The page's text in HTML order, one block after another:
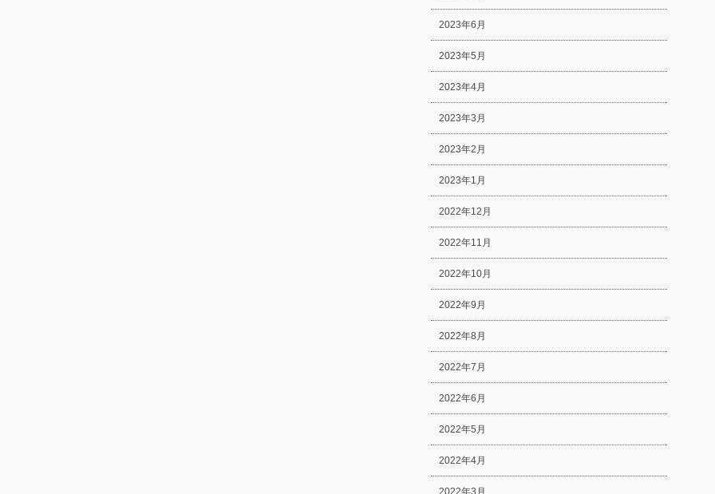
2023年6月
2023年5月
2023年4月
2023年3月
2023年2月
2023年1月
2022年12月
2022年11月
2022年10月
2022年9月
2022年8月
2022年7月
2022年6月
2022年5月
2022年4月
2022年3月